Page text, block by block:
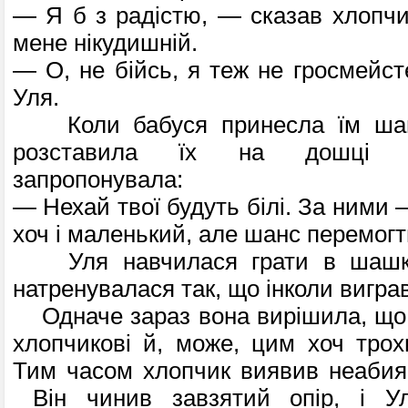
— Я б з радістю, — сказав
мене нікудишній.
— О, не бійсь, я теж не
Уля.
Коли бабуся принесла їм
розставила їх на дошці
запропонувала:
— Нехай твої будуть білі. За
хоч і маленький, але шанс
Уля навчилася грати в
натренувалася так, що інколи
Одначе зараз вона вирішила, що
хлопчикові й, може, цим хоч
Тим часом хлопчик виявив
Він чинив завзятий опір, і